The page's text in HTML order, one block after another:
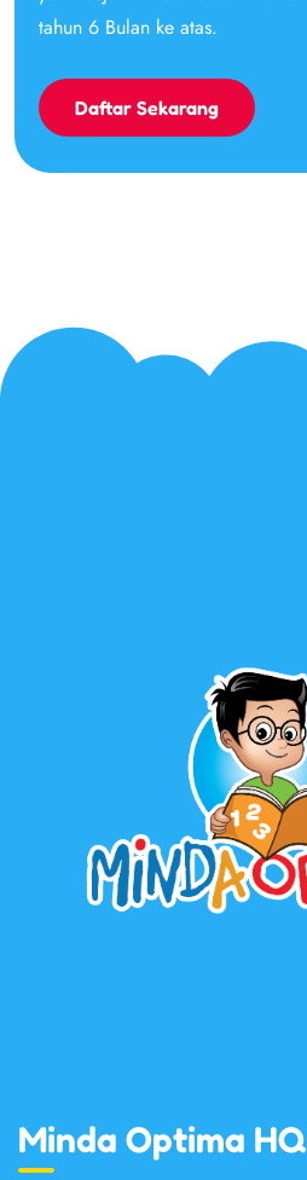
tahun 6 Bulan ke atas.
Daftar Sekarang
Minda Optima HQ